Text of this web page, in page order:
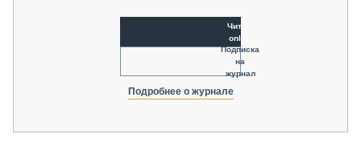
Читать
online
Подписка
на
журнал
Подробнее о журнале